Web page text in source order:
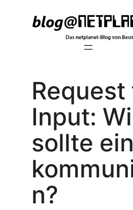
Request
Input:
sollte
n?